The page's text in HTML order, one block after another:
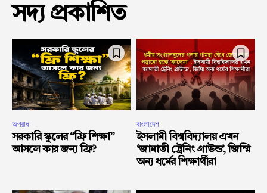
সদ্য প্রকাশিত
অপরাধ
সরকারি স্কুলের “ফ্রি শিক্ষা”
আসলে কার জন্য ফ্রি?
বাংলাদেশ
ইসলামী বিশ্ববিদ্যালয় এখন
‘জামাতী ট্রেনিং গ্রাউন্ড’, জিম্মি
অন্য ধর্মের শিক্ষার্থীরা